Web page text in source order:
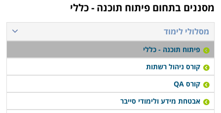
מסננים בתחום פיתוח תוכנה - כללי
מסלולי לימוד
פיתוח תוכנה - כללי
קורס ניהול רשתות
קורס QA
אבטחת מידע ולימודי סייבר